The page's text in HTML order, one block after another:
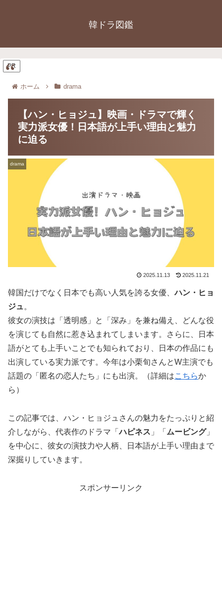
韓ドラ図鑑
PR
ホーム drama
【ハン・ヒョジュ】映画・ドラマで輝く
実力派女優！日本語が上手い理由と魅力
に迫る
drama
2025.11.13 2025.11.21
韓国だけでなく日本でも高い人気を誇る女優、ハン・ヒョ
ジュ。
彼女の演技は「透明感」と「深み」を兼ね備え、どんな役
を演じても自然に惹き込まれてしまいます。さらに、日本
語がとても上手いことでも知られており、日本の作品にも
出演している実力派です。今年は小栗旬さんとW主演でも
話題の「匿名の恋人たち」にも出演。（詳細はこちらか
ら）
この記事では、ハン・ヒョジュさんの魅力をたっぷりと紹
介しながら、代表作のドラマ「ハピネス 」「 ムービング」
を中心に、彼女の演技力や人柄、日本語が上手い理由まで
深掘りしていきます。
スポンサーリンク